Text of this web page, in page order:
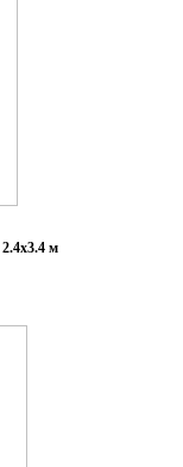
2.4х3.4 м